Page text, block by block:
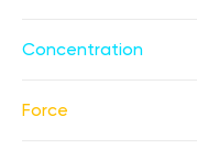
Concentration
Force